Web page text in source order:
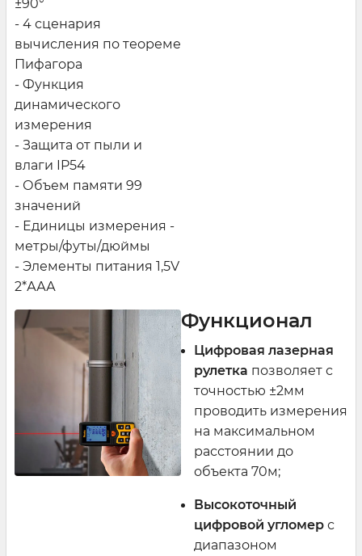
±90°
- 4 сценария
вычисления по теореме
Пифагора
- Функция
динамического
измерения
- Защита от пыли и
влаги IP54
- Объем памяти 99
значений
- Единицы измерения -
метры/футы/дюймы
- Элементы питания 1,5V
2*ААА
Функционал
Цифровая лазерная
рулетка позволяет с
точностью ±2мм
проводить измерения
на максимальном
расстоянии до
объекта 70м;
Высокоточный
цифровой угломер с
диапазоном